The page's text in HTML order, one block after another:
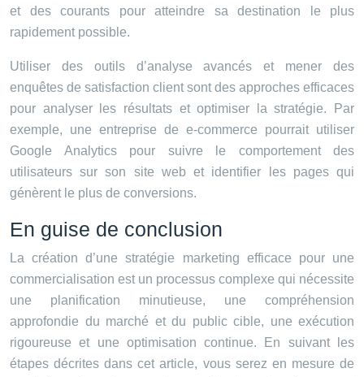
et des courants pour atteindre sa destination le plus
rapidement possible.
Utiliser des outils d’analyse avancés et mener des
enquêtes de satisfaction client sont des approches efficaces
pour analyser les résultats et optimiser la stratégie. Par
exemple, une entreprise de e-commerce pourrait utiliser
Google Analytics pour suivre le comportement des
utilisateurs sur son site web et identifier les pages qui
génèrent le plus de conversions.
En guise de conclusion
La création d’une stratégie marketing efficace pour une
commercialisation est un processus complexe qui nécessite
une planification minutieuse, une compréhension
approfondie du marché et du public cible, une exécution
rigoureuse et une optimisation continue. En suivant les
étapes décrites dans cet article, vous serez en mesure de